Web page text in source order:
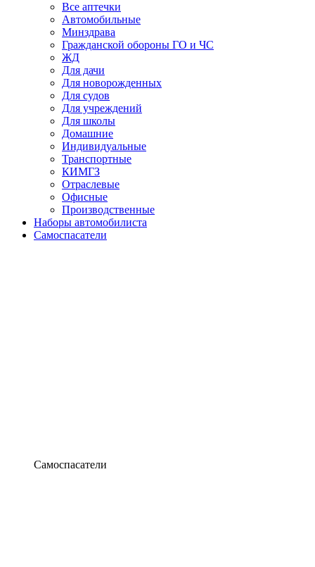
Все аптечки
Автомобильные
Минздрава
Гражданской обороны ГО и ЧС
ЖД
Для дачи
Для новорожденных
Для судов
Для учреждений
Для школы
Домашние
Индивидуальные
Транспортные
КИМГЗ
Отраслевые
Офисные
Производственные
Наборы автомобилиста
Самоспасатели
Самоспасатели